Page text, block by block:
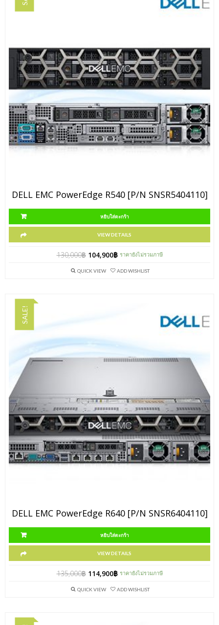
DELL EMC PowerEdge R540 [P/N SNSR5404110]
หยิบใส่ตะกร้า
VIEW DETAILS
130,000฿ 104,900฿ ราคายังไม่รวมภาษี
QUICK VIEW ADD WISHLIST
SALE!
DELL EMC PowerEdge R640 [P/N SNSR6404110]
หยิบใส่ตะกร้า
VIEW DETAILS
135,000฿ 114,900฿ ราคายังไม่รวมภาษี
QUICK VIEW ADD WISHLIST